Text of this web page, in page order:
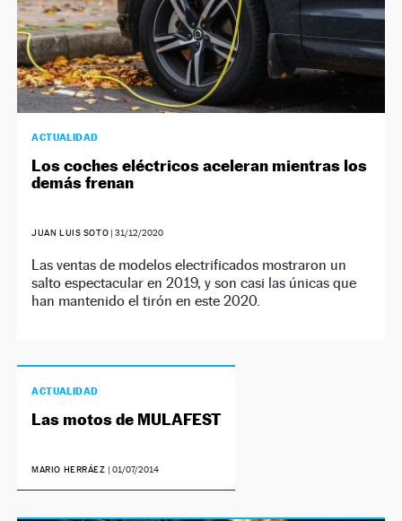
ACTUALIDAD
Los coches eléctricos aceleran mientras los
demás frenan
JUAN LUIS SOTO |31/12/2020
Las ventas de modelos electrificados mostraron un
salto espectacular en 2019, y son casi las únicas que
han mantenido el tirón en este 2020.
ACTUALIDAD
Las motos de MULAFEST
MARIO HERRÁEZ | 01/07/2014